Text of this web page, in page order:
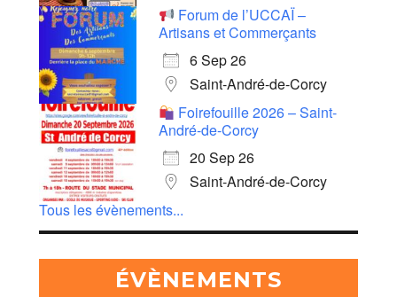
Forum de l’UCCAÏ –
Artisans et Commerçants
6 Sep 26
Saint-André-de-Corcy
Foirefouille 2026 – Saint-
André-de-Corcy
20 Sep 26
Saint-André-de-Corcy
Tous les évènements...
ÉVÈNEMENTS